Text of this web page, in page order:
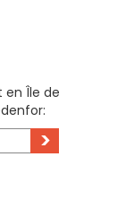
en Île de
>